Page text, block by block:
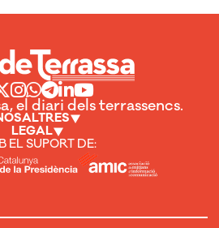
el diari dels terrassencs.
LEGAL
EL SUPORT DE: